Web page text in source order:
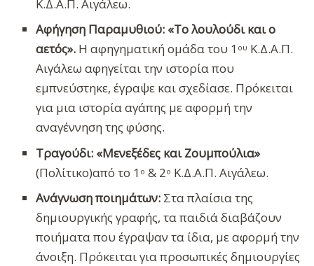
Κ.Δ.Α.Π. Αιγάλεω.
Αφήγηση Παραμυθιού: «Το λουλούδι και ο
αετός». Η αφηγηματική ομάδα του 1 ου Κ.Δ.Α.Π.
Αιγάλεω αφηγείται την ιστορία που
εμπνεύστηκε, έγραψε και σχεδίασε. Πρόκειται
για μια ιστορία αγάπης με αφορμή την
αναγέννηση της φύσης.
Τραγούδι: «Μενεξέδες και Ζουμπούλια»
(Πολίτικο)από το 1 ο & 2ο Κ.Δ.Α.Π. Αιγάλεω.
Ανάγνωση ποιημάτων: Στα πλαίσια της
δημιουργικής γραφής, τα παιδιά διαβάζουν
ποιήματα που έγραψαν τα ίδια, με αφορμή την
άνοιξη. Πρόκειται για προσωπικές δημιουργίες